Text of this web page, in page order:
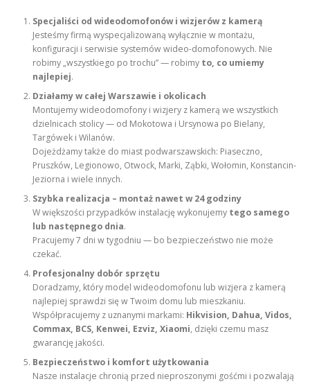
Specjaliści od wideodomofonów i wizjerów z kamerą
Jesteśmy firmą wyspecjalizowaną wyłącznie w montażu,
konfiguracji i serwisie systemów wideo-domofonowych. Nie
robimy „wszystkiego po trochu” — robimy to, co umiemy
najlepiej.
Działamy w całej Warszawie i okolicach
Montujemy wideodomofony i wizjery z kamerą we wszystkich
dzielnicach stolicy — od Mokotowa i Ursynowa po Bielany,
Targówek i Wilanów.
Dojeżdżamy także do miast podwarszawskich: Piaseczno,
Pruszków, Legionowo, Otwock, Marki, Ząbki, Wołomin, Konstancin-
Jeziorna i wiele innych.
Szybka realizacja – montaż nawet w 24 godziny
W większości przypadków instalację wykonujemy tego samego
lub następnego dnia.
Pracujemy 7 dni w tygodniu — bo bezpieczeństwo nie może
czekać.
Profesjonalny dobór sprzętu
Doradzamy, który model wideodomofonu lub wizjera z kamerą
najlepiej sprawdzi się w Twoim domu lub mieszkaniu.
Współpracujemy z uznanymi markami: Hikvision, Dahua, Vidos,
Commax, BCS, Kenwei, Ezviz, Xiaomi, dzięki czemu masz
gwarancję jakości.
Bezpieczeństwo i komfort użytkowania
Nasze instalacje chronią przed nieproszonymi gośćmi i pozwalają